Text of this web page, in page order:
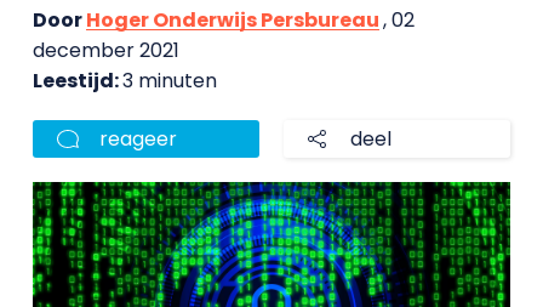
DoorHoger Onderwijs Persbureau, 02
december 2021
Leestijd:3 minuten
reageer deel